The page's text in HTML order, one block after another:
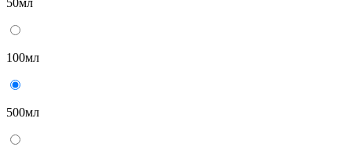
100мл
500мл